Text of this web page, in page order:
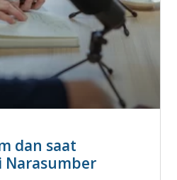
dan saat
Narasumber